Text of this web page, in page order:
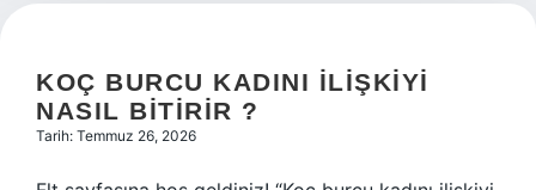
KOÇ BURCU KADINI ILIŞKIYI
NASIL BITIRIR ?
Tarih: Temmuz 26, 2026